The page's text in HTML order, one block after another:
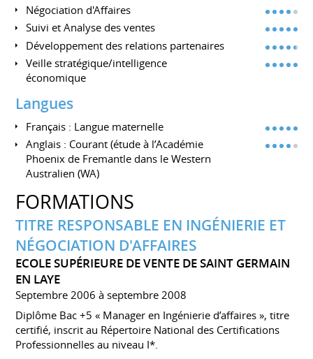
Négociation d'Affaires
Suivi et Analyse des ventes
Développement des relations partenaires
Veille stratégique/intelligence
économique
Langues
Français : Langue maternelle
Anglais : Courant (étude à l’Académie
Phoenix de Fremantle dans le Western
Australien (WA)
FORMATIONS
TITRE RESPONSABLE EN INGÉNIERIE ET
NÉGOCIATION D'AFFAIRES
ECOLE SUPÉRIEURE DE VENTE DE SAINT GERMAIN
EN LAYE
Septembre 2006 à septembre 2008
Diplôme Bac +5 « Manager en Ingénierie d’affaires », titre
certifié, inscrit au Répertoire National des Certifications
Professionnelles au niveau I*.